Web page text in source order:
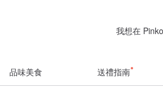
我想在
品味美食 送禮指南